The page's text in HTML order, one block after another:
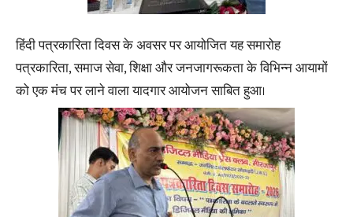
हिंदी पत्रकारिता दिवस के अवसर पर आयोजित यह समारोह
पत्रकारिता, समाज सेवा, शिक्षा और जनजागरूकता के विभिन्न आयामों
को एक मंच पर लाने वाला यादगार आयोजन साबित हुआ।